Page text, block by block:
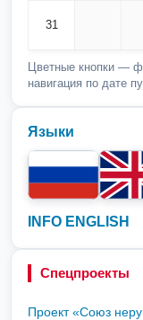
31
Цветные кнопки —
навигация по дате
Языки
INFO ENGLISH
Спецпроекты
Проект «Союз